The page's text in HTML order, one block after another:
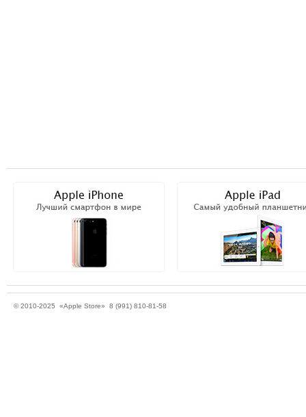
© 2010-2025 «Apple Store» 8 (991) 810-81-58